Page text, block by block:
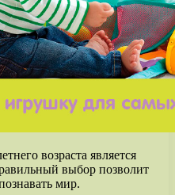
возраста является
выбор позволит
мир.